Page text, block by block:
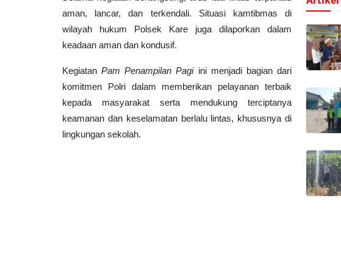
aman, lancar, dan terkendali. Situasi kamtibmas di
wilayah hukum Polsek Kare juga dilaporkan dalam
keadaan aman dan kondusif.
KegiatanPam Penampilan Pagiini menjadi bagian dari
komitmen Polri dalam memberikan pelayanan terbaik
kepada masyarakat serta mendukung terciptanya
keamanan dan keselamatan berlalu lintas, khususnya di
lingkungan sekolah.